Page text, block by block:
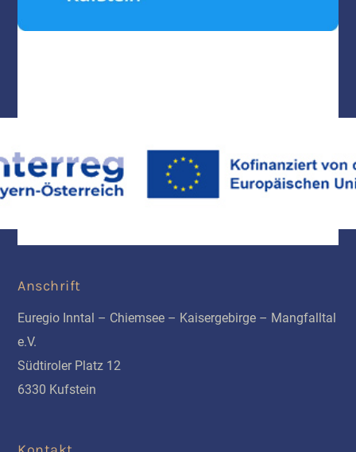
Anschrift
Euregio Inntal – Chiemsee – Kaisergebirge – Mangfalltal
e.V.
Südtiroler Platz 12
6330 Kufstein